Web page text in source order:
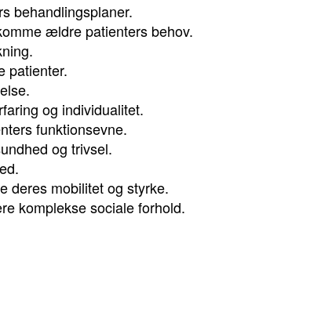
behandlingsplaner.
ældre patienters behov.
patienter.
og individualitet.
funktionsevne.
og trivsel.
deres mobilitet og styrke.
komplekse sociale forhold.